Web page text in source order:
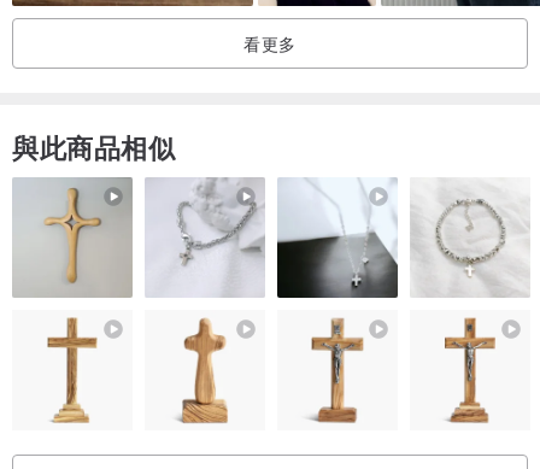
看更多
與此商品相似